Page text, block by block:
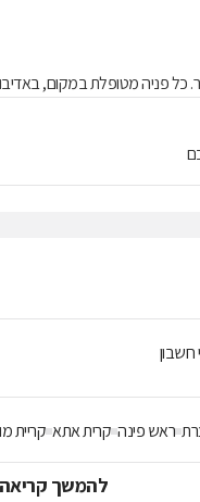
כל פניה מטופלת במקום,
חשבון
ראש פינה קרית אתא קריית
להמשך קריאה